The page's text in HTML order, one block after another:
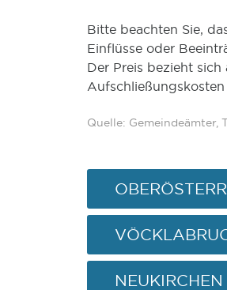
Bitte beachten Sie,
Einflüsse oder
Der Preis bezieht
Quelle: Gemeindeämter,